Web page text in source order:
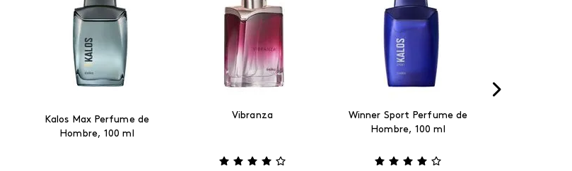
Kalos Max Perfume de
Hombre, 100 ml
Vibranza
Winner Sport Perfume de
Hombre, 100 ml